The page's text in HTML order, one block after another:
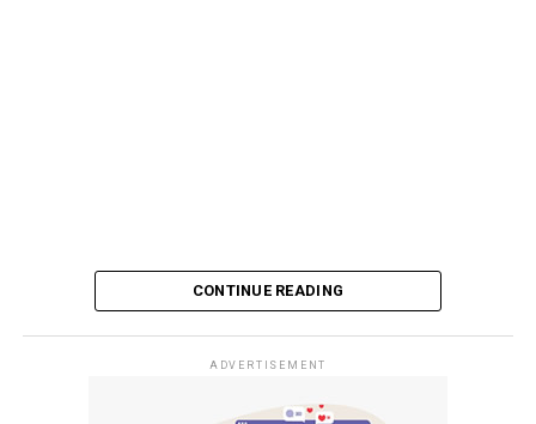
CONTINUE READING
ADVERTISEMENT